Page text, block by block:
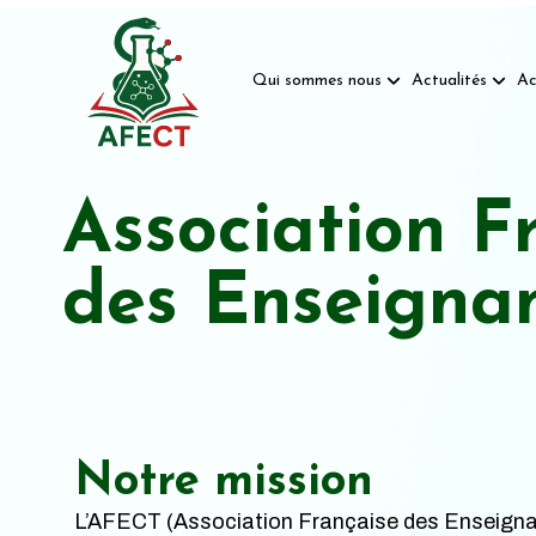
Qui sommes nous Actualités
Association
des
Notre mission
L’AFECT (Association Française des